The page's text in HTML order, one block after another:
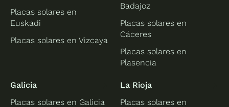
Placas solares en
Euskadi
Placas solares en Vizcaya
Badajoz
Placas solares en
Cáceres
Placas solares en
Plasencia
Galicia
Placas solares en Galicia
La Rioja
Placas solares en